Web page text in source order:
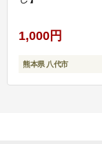
1,000円
熊本県 八代市